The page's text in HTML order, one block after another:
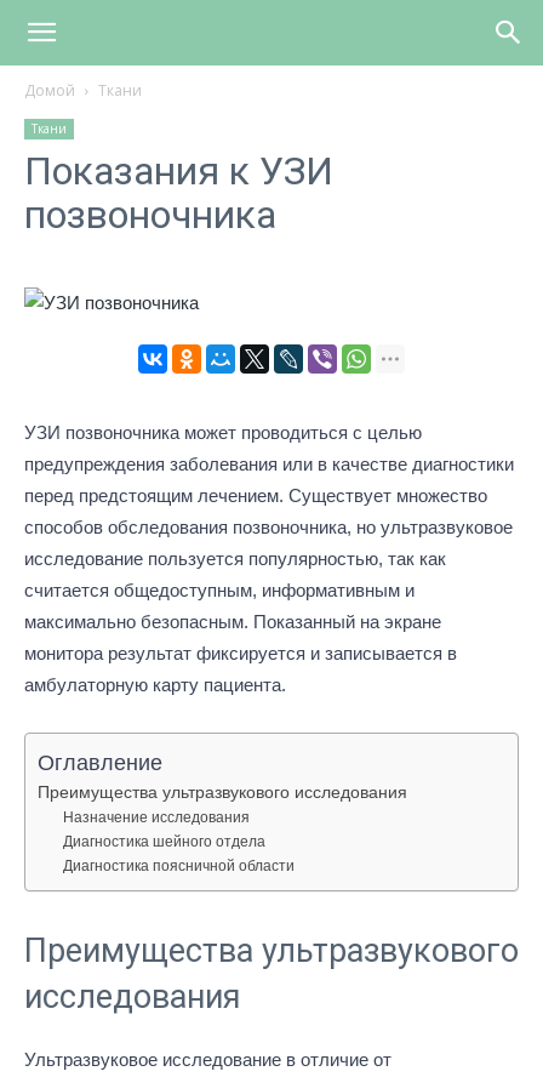
Домой Ткани
Ткани
Показания к УЗИ
позвоночника
УЗИ позвоночника может проводиться с целью
предупреждения заболевания или в качестве диагностики
перед предстоящим лечением. Существует множество
способов обследования позвоночника, но ультразвуковое
исследование пользуется популярностью, так как
считается общедоступным, информативным и
максимально безопасным. Показанный на экране
монитора результат фиксируется и записывается в
амбулаторную карту пациента.
Оглавление
Преимущества ультразвукового исследования
Назначение исследования
Диагностика шейного отдела
Диагностика поясничной области
Преимущества ультразвукового
исследования
Ультразвуковое исследование в отличие от